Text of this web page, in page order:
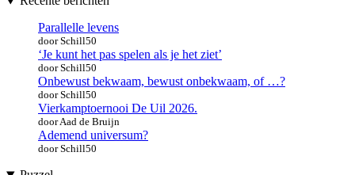
Parallelle levens
door Schill50
‘Je kunt het pas spelen als je het ziet’
door Schill50
Onbewust bekwaam, bewust onbekwaam, of …?
door Schill50
Vierkamptoernooi De Uil 2026.
door Aad de Bruijn
Ademend universum?
door Schill50